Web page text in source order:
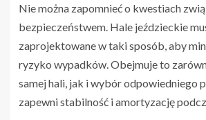
Nie można zapomnieć o kwestiach
bezpieczeństwem. Hale jeździeckie
zaprojektowane w taki sposób, aby
ryzyko wypadków. Obejmuje to
samej hali, jak i wybór odpowiedniego
zapewni stabilność i amortyzację